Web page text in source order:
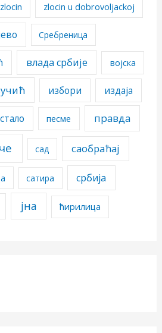
zlocin zlocin u dobrovoljackoj
Сребреница
влада србије војска
избори издаја
песме правда
сад саобраћај
сатира србија
јна ћирилица